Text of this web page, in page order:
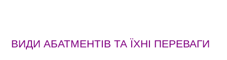
ВИДИ АБАТМЕНТІВ ТА ЇХНІ ПЕРЕВАГИ